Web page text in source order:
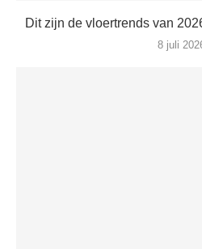
Dit zijn de vloertrends van
8 juli